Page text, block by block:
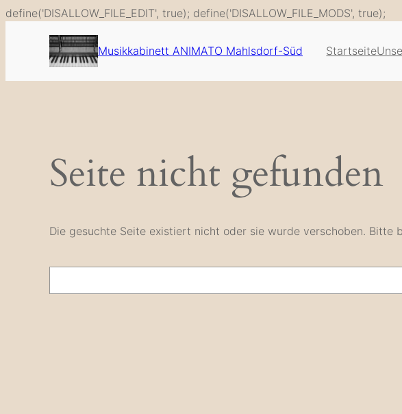
define('DISALLOW_FILE_EDIT', true); define('DISALLOW_FILE_MODS', true);
Musikkabinett ANIMATO Mahlsdorf-Süd Startseite
Seite nicht gefunden
Die gesuchte Seite existiert nicht oder sie wurde verschoben. Bitte